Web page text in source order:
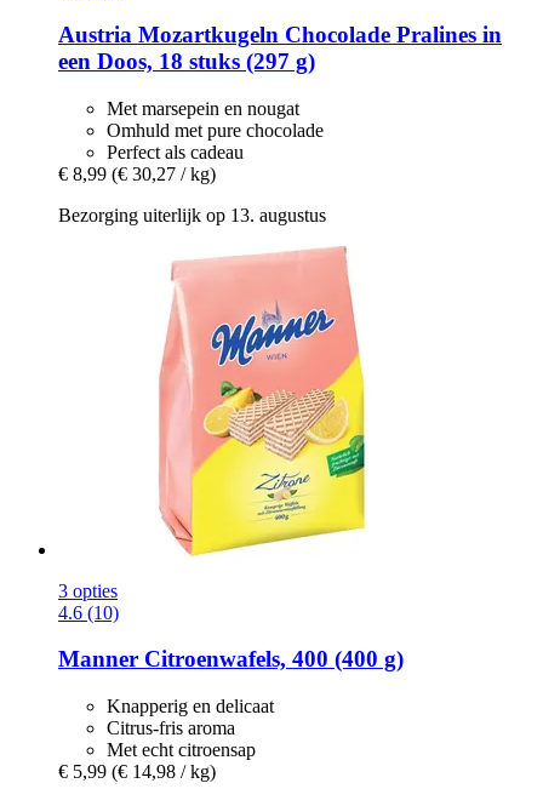
Austria Mozartkugeln Chocolade Pralines in
een Doos, 18 stuks (297 g)
Met marsepein en nougat
Omhuld met pure chocolade
Perfect als cadeau
€ 8,99 (€ 30,27 / kg)
Bezorging uiterlijk op 13. augustus
3 opties
4.6 (10)
Manner Citroenwafels, 400 (400 g)
Knapperig en delicaat
Citrus-fris aroma
Met echt citroensap
€ 5,99 (€ 14,98 / kg)